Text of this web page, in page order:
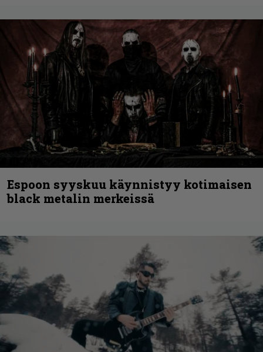
Espoon syyskuu käynnistyy kotimaisen
black metalin merkeissä